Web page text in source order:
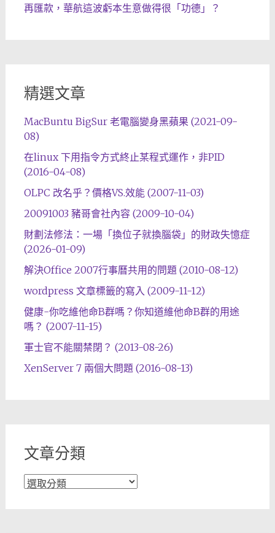
再匯款，華航這波虧本生意做得很「功德」？
精選文章
MacBuntu BigSur 老電腦變身黑蘋果 (2021-09-
08)
在linux 下用指令方式終止某程式運作，非PID
(2016-04-08)
OLPC 改名乎？價格VS.效能 (2007-11-03)
20091003 豬哥會社內容 (2009-10-04)
財劃法修法：一場「換位子就換腦袋」的財政失憶症
(2026-01-09)
解決Office 2007行事曆共用的問題 (2010-08-12)
wordpress 文章標籤的寫入 (2009-11-12)
健康-你吃維他命B群嗎？你知道維他命B群的用途
嗎？ (2007-11-15)
軍士官不能關禁閉？ (2013-08-26)
XenServer 7 兩個大問題 (2016-08-13)
文章分類
文